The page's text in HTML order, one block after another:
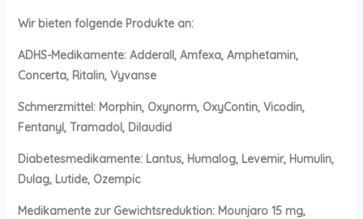
Wir bieten folgende Produkte an:
ADHS-Medikamente: Adderall, Amfexa, Amphetamin,
Concerta, Ritalin, Vyvanse
Schmerzmittel: Morphin, Oxynorm, OxyContin, Vicodin,
Fentanyl, Tramadol, Dilaudid
Diabetesmedikamente: Lantus, Humalog, Levemir, Humulin,
Dulag, Lutide, Ozempic
Medikamente zur Gewichtsreduktion: Mounjaro 15 mg,